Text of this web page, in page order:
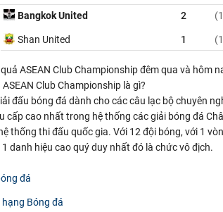
Bangkok United 2
Shan United 1
ASEAN Club Championship đêm qua và hôm
Club Championship là gì?
đấu bóng đá dành cho các câu lạc bộ chuyên
cấp cao nhất trong hệ thống các giải bóng đá
thống thi đấu quốc gia. Với 12 đội bóng, với 1
danh hiệu cao quý duy nhất đó là chức vô địch.
đá
hạng Bóng đá